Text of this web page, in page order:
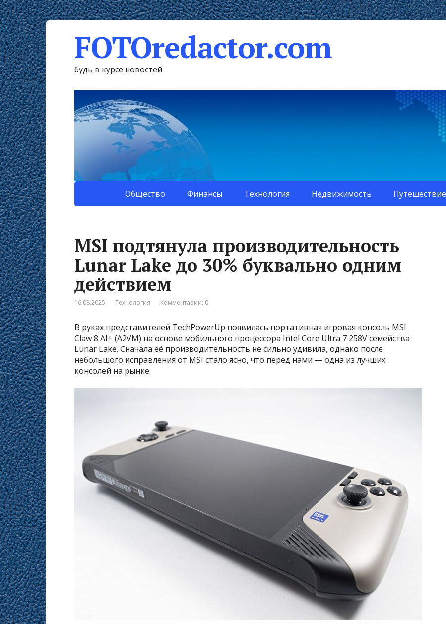
FOTOredactor.com
будь в курсе новостей
Общество Финансы Технология Недвижимость Путешествие
MSI подтянула производительность
Lunar Lake до 30% буквально одним
действием
16.08.2025 Технология Комментарии: 0
В руках представителей TechPowerUp появилась портативная игровая консоль MSI
Claw 8 AI+ (A2VM) на основе мобильного процессора Intel Core Ultra 7 258V семейства
Lunar Lake. Сначала её производительность не сильно удивила, однако после
небольшого исправления от MSI стало ясно, что перед нами — одна из лучших
консолей на рынке.